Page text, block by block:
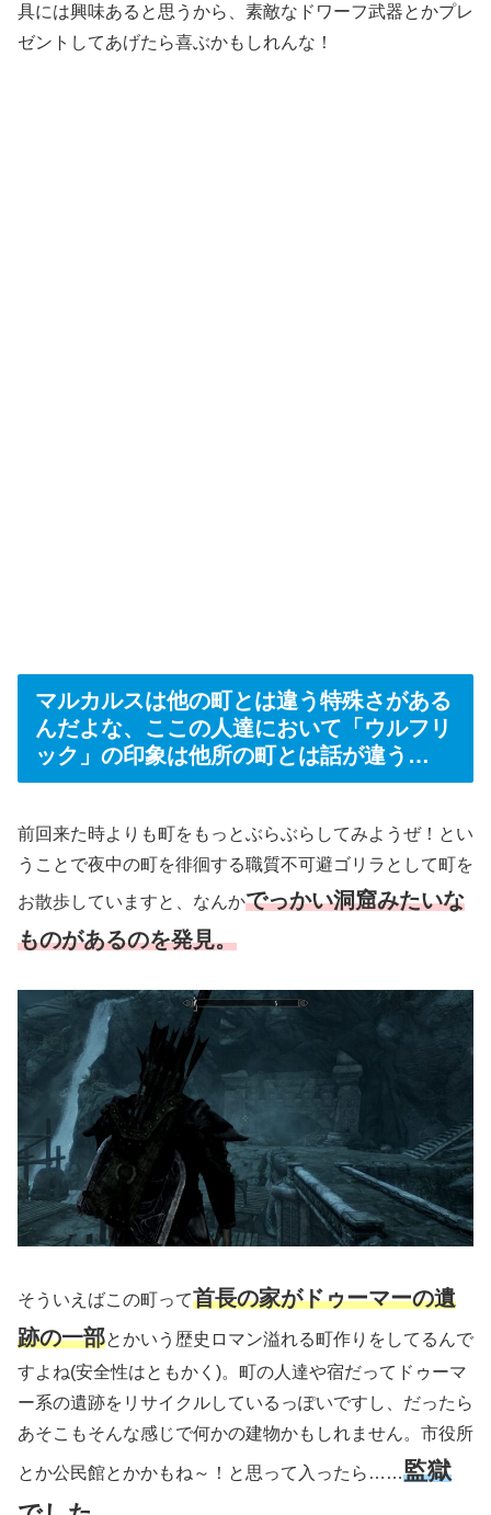
具には興味あると思うから、素敵なドワーフ武器とかプレ
ゼントしてあげたら喜ぶかもしれんな！
マルカルスは他の町とは違う特殊さがある
んだよな、ここの人達において「ウルフリ
ック」の印象は他所の町とは話が違う…
前回来た時よりも町をもっとぶらぶらしてみようぜ！とい
うことで夜中の町を徘徊する職質不可避ゴリラとして町を
お散歩していますと、なんかでっかい洞窟みたいな
ものがあるのを発見。
そういえばこの町って首長の家がドゥーマーの遺
跡の一部とかいう歴史ロマン溢れる町作りをしてるんで
すよね(安全性はともかく)。町の人達や宿だってドゥーマ
ー系の遺跡をリサイクルしているっぽいですし、だったら
あそこもそんな感じで何かの建物かもしれません。市役所
とか公民館とかかもね～！と思って入ったら……監獄